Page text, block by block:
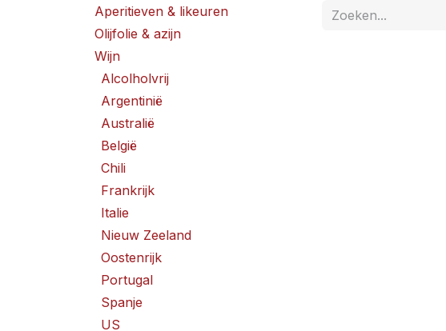
Aperitieven & likeuren
Olijfolie & azijn
Wijn
Alcolholvrij
Argentinië
Australië
België
Chili
Frankrijk
Italie
Nieuw Zeeland
Oostenrijk
Portugal
Spanje
US